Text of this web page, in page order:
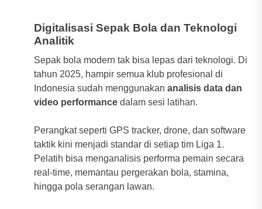
Digitalisasi Sepak Bola dan Teknologi
Analitik
Sepak bola modern tak bisa lepas dari teknologi. Di
tahun 2025, hampir semua klub profesional di
Indonesia sudah menggunakan analisis data dan
video performancedalam sesi latihan.
Perangkat seperti GPS tracker, drone, dan software
taktik kini menjadi standar di setiap tim Liga 1.
Pelatih bisa menganalisis performa pemain secara
real-time, memantau pergerakan bola, stamina,
hingga pola serangan lawan.